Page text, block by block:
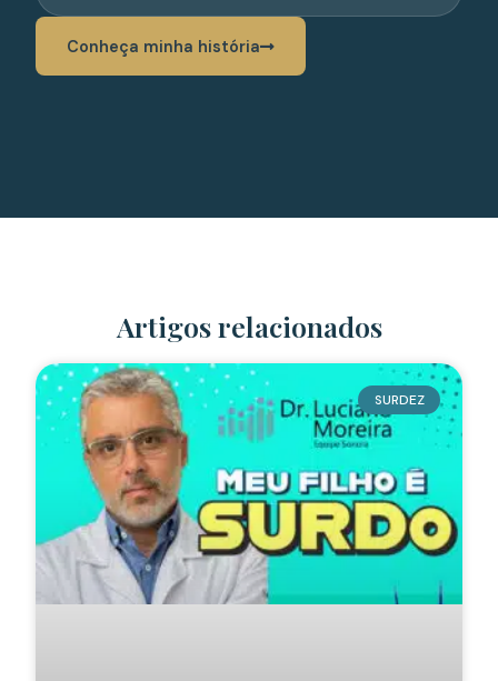
Conheça minha história
Artigos relacionados
SURDEZ